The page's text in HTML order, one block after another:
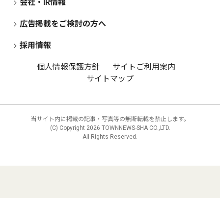
会社・IR情報
広告掲載をご検討の方へ
採用情報
個人情報保護方針
サイトご利用案内
サイトマップ
当サイト内に掲載の記事・写真等の無断転載を禁止します。
(C) Copyright 2026 TOWNNEWS-SHA CO.,LTD.
All Rights Reserved.